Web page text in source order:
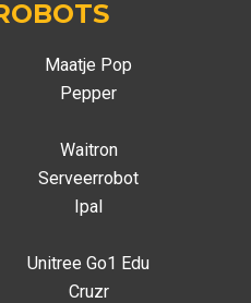
Maatje Pop
Pepper
Waitron
Serveerrobot
Ipal
Unitree Go1 Edu
Cruzr